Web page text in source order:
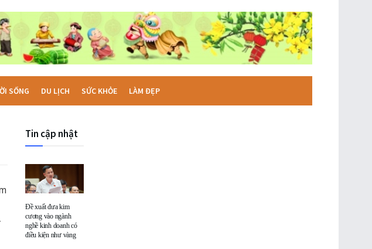
SỐNG DU LỊCH SỨC KHỎE LÀM ĐẸP
Tin cập nhật
Đề xuất đưa kim
cương vào ngành
nghề kinh doanh có
điều kiện như vàng